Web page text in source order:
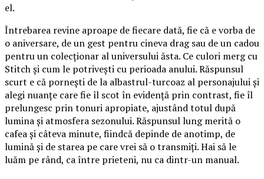
el.
Întrebarea revine aproape de fiecare dată, fie că e vorba de
o aniversare, de un gest pentru cineva drag sau de un cadou
pentru un colecționar al universului ăsta. Ce culori merg cu
Stitch și cum le potrivești cu perioada anului. Răspunsul
scurt e că pornești de la albastrul-turcoaz al personajului și
alegi nuanțe care fie îl scot în evidență prin contrast, fie îl
prelungesc prin tonuri apropiate, ajustând totul după
lumina și atmosfera sezonului. Răspunsul lung merită o
cafea și câteva minute, fiindcă depinde de anotimp, de
lumină și de starea pe care vrei să o transmiți. Hai să le
luăm pe rând, ca între prieteni, nu ca dintr-un manual.